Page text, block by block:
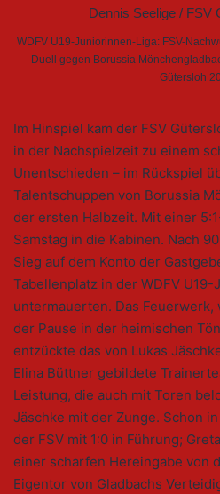
WDFV U19-Juniorinnen-Liga: FSV-
Duell gegen Borussia
Gütersloh
Im Hinspiel kam der FSV
in der Nachspielzeit zu einem
Unentschieden – im Rückspiel
Talentschuppen von Borussia
der ersten Halbzeit. Mit einer
Samstag in die Kabinen. Nach
Sieg auf dem Konto der
Tabellenplatz in der WDFV
untermauerten. Das
der Pause in der heimischen
entzückte das von Lukas
Elina Büttner gebildete
Leistung, die auch mit Toren
Jäschke mit der Zunge. Schon
der FSV mit 1:0 in Führung;
einer scharfen Hereingabe von
Eigentor von Gladbachs